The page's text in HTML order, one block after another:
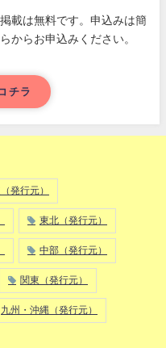
載は無料です。申込みは簡
からお申込みください。
チラ
発行元）
東北（発行元）
中部（発行元）
関東（発行元）
九州・沖縄（発行元）